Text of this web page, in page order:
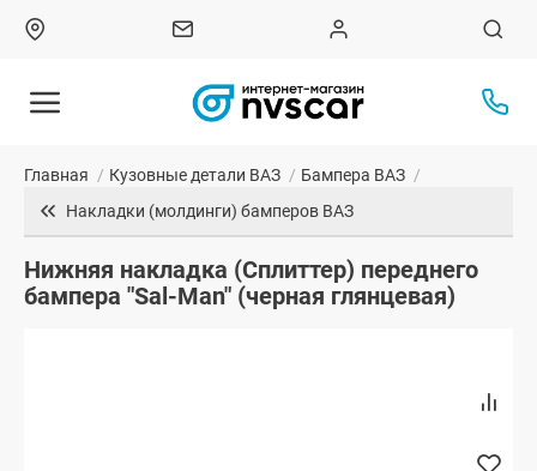
Главная / Кузовные детали ВАЗ / Бампера ВАЗ /
Накладки (молдинги) бамперов ВАЗ
Нижняя накладка (Сплиттер) переднего
бампера "Sal-Man" (черная глянцевая)